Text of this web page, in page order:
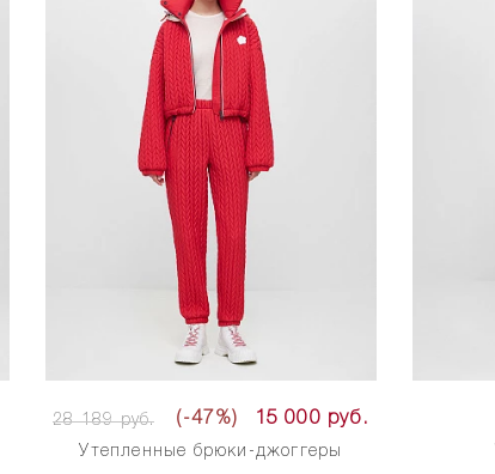
28 189 руб. (-47%) 15 000 руб.
Утепленные брюки-джоггеры